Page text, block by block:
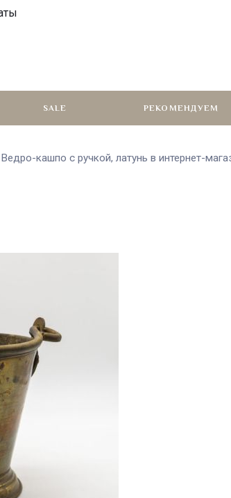
SALE РЕКОМЕНДУЕМ
Ведро-кашпо с ручкой, латунь в интернет-